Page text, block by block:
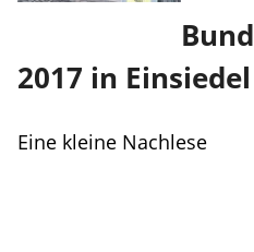
2017 in Einsiedel
Eine kleine Nachlese